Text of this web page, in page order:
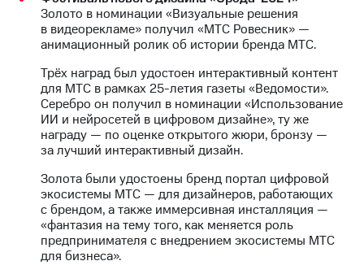
Золото в номинации «Визуальные решения
в видеорекламе» получил «МТС Ровесник» —
анимационный ролик об истории бренда МТС.
Трёх наград был удостоен интерактивный контент
для МТС в рамках 25-летия газеты «Ведомости».
Серебро он получил в номинации «Использование
ИИ и нейросетей в цифровом дизайне», ту же
награду — по оценке открытого жюри, бронзу —
за лучший интерактивный дизайн.
Золота были удостоены бренд портал цифровой
экосистемы МТС — для дизайнеров, работающих
с брендом, а также иммерсивная инсталляция —
«фантазия на тему того, как меняется роль
предпринимателя с внедрением экосистемы МТС
для бизнеса».